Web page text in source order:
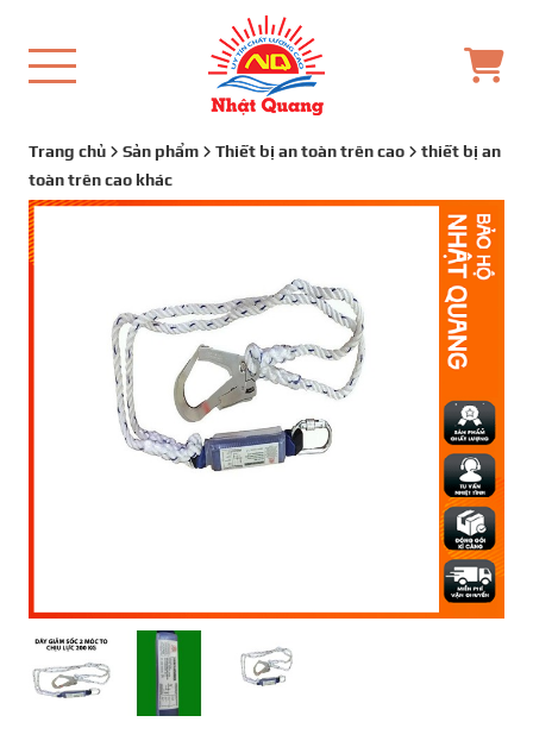
Trang chủ Sản phẩm Thiết bị an toàn trên cao
thiết bị an
toàn trên cao khác